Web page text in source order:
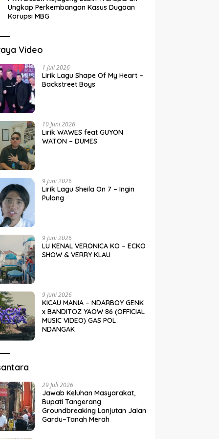
Ungkap Perkembangan Kasus Dugaan
Korupsi MBG
Video
1 Juli 2026
Lirik Lagu Shape Of My Heart –
Backstreet Boys
10 Juni 2026
Lirik WAWES feat GUYON
WATON – DUMES
9 Juni 2026
Lirik Lagu Sheila On 7 – Ingin
Pulang
9 Juni 2026
LU KENAL VERONICA KO – ECKO
SHOW & VERRY KLAU
9 Juni 2026
KICAU MANIA – NDARBOY GENK
x BANDITOZ YAOW 86 (OFFICIAL
MUSIC VIDEO) GAS POL
NDANGAK
29 Juli 2026
Jawab Keluhan Masyarakat,
Bupati Tangerang
Groundbreaking Lanjutan Jalan
Gardu–Tanah Merah